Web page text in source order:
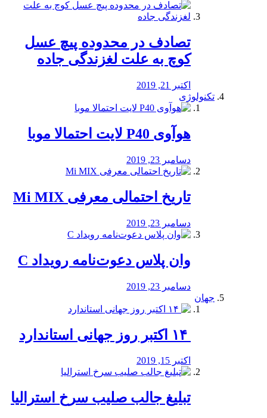
تصادف در محدوده پیچ عسل
کوچ به علت لغزندگی جاده
اکتبر 21, 2019
تکنولوژی
هوآوی P40 لایت احتمالا موبا
دسامبر 23, 2019
تاریخ احتمالی معرفی Mi MIX
دسامبر 23, 2019
وان پلاس دعوت‌نامه رویداد C
دسامبر 23, 2019
جهان
اکتبر 15, 2019
تبلیغ جالب صلیب سرخ استرالیا